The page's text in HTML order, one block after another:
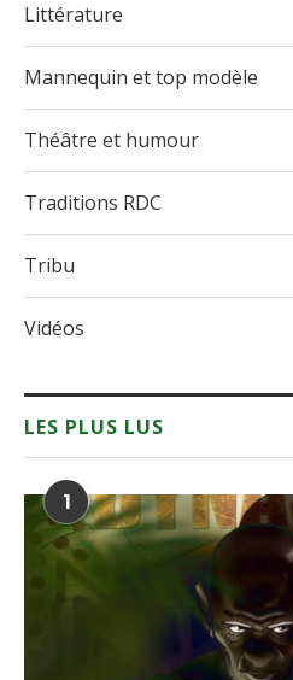
Littérature
Mannequin et top modèle
Théâtre et humour
Traditions RDC
Tribu
Vidéos
LES PLUS LUS
1